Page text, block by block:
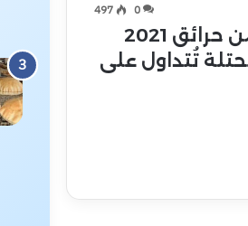
0
497
صورة قديمة من حرائق 2021
تُتداول على